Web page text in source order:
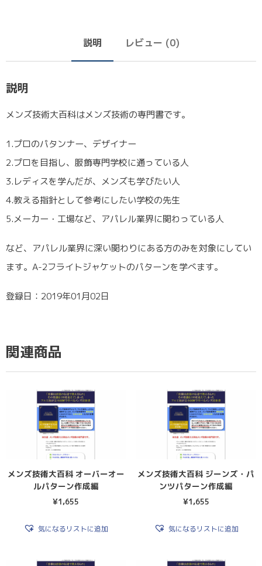
説明 レビュー (0)
説明
メンズ技術大百科はメンズ技術の専門書です。
1.プロのパタンナー、デザイナー
2.プロを目指し、服飾専門学校に通っている人
3.レディスを学んだが、メンズも学びたい人
4.教える指針として参考にしたい学校の先生
5.メーカー・工場など、アパレル業界に関わっている人
など、アパレル業界に深い関わりにある方のみを対象にしてい
ます。A-2フライトジャケットのパターンを学べます。
登録日：2019年01月02日
関連商品
メンズ技術大百科 オーバーオー
ルパターン作成編
¥1,655
気になるリストに追加
メンズ技術大百科 ジーンズ・パ
ンツパターン作成編
¥1,655
気になるリストに追加